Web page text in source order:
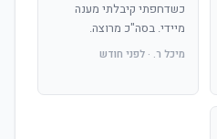
כשדחפתי קיבלתי מענה
מיידי. בסה"כ מרוצה.
מיכל ר. · לפני חודש